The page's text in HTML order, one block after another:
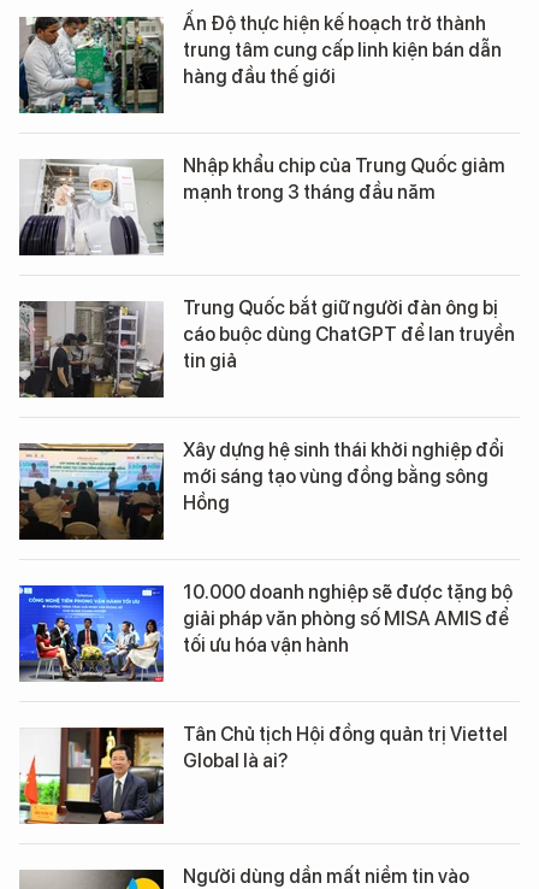
Ấn Độ thực hiện kế hoạch trở thành
trung tâm cung cấp linh kiện bán dẫn
hàng đầu thế giới
Nhập khẩu chip của Trung Quốc giảm
mạnh trong 3 tháng đầu năm
Trung Quốc bắt giữ người đàn ông bị
cáo buộc dùng ChatGPT để lan truyền
tin giả
Xây dựng hệ sinh thái khởi nghiệp đổi
mới sáng tạo vùng đồng bằng sông
Hồng
10.000 doanh nghiệp sẽ được tặng bộ
giải pháp văn phòng số MISA AMIS để
tối ưu hóa vận hành
Tân Chủ tịch Hội đồng quản trị Viettel
Global là ai?
Người dùng dần mất niềm tin vào